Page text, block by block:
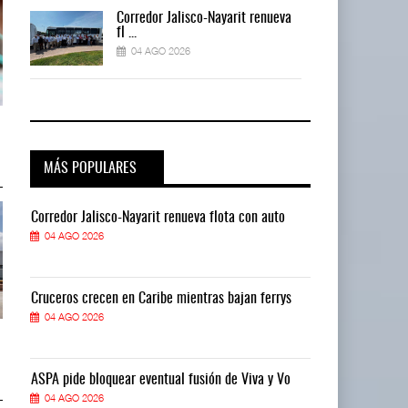
IT-ANÁLISIS: Mercado Pago acelera
04 AGO 2026
04 AGO 2026
IT-ANÁLISIS: Mercado Pago
04 AGO 2026
Corredor Jalisco-Nayarit renueva
fl ...
04 AGO 2026
MÁS POPULARES
Corredor Jalisco-Nayarit renueva flota con auto
04 AGO 2026
Cruceros crecen en Caribe mientras bajan ferrys
04 AGO 2026
ASPA pide bloquear eventual fusión de Viva y Vo
04 AGO 2026